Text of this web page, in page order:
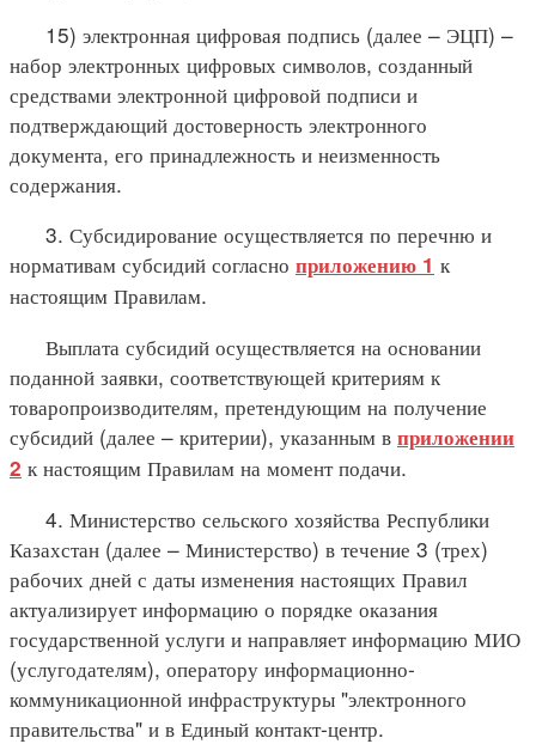
15) электронная цифровая подпись (далее – ЭЦП) –
набор электронных цифровых символов, созданный
средствами электронной цифровой подписи и
подтверждающий достоверность электронного
документа, его принадлежность и неизменность
содержания.
3. Субсидирование осуществляется по перечню и
нормативам субсидий согласно приложению 1 к
настоящим Правилам.
Выплата субсидий осуществляется на основании
поданной заявки, соответствующей критериям к
товаропроизводителям, претендующим на получение
субсидий (далее – критерии), указанным в приложении
2 к настоящим Правилам на момент подачи.
4. Министерство сельского хозяйства Республики
Казахстан (далее – Министерство) в течение 3 (трех)
рабочих дней с даты изменения настоящих Правил
актуализирует информацию о порядке оказания
государственной услуги и направляет информацию МИО
(услугодателям), оператору информационно-
коммуникационной инфраструктуры "электронного
правительства" и в Единый контакт-центр.